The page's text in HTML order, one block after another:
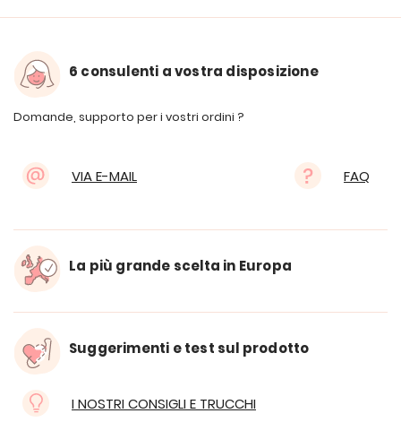
6 consulenti a vostra disposizione
Domande, supporto per i vostri ordini ?
VIA E-MAIL FAQ
La più grande scelta in Europa
Suggerimenti e test sul prodotto
I NOSTRI CONSIGLI E TRUCCHI